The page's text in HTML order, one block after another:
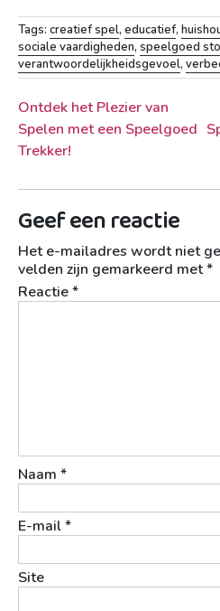
Tags: creatief spel, educatief,
sociale vaardigheden, speelgoed
verantwoordelijkheidsgevoel,
Berichtnavigatie
Ontdek het Plezier van
Spelen met een Speelgoed
Trekker!
Geef een reactie
Het e-mailadres wordt niet
velden zijn gemarkeerd met*
Reactie*
Naam *
E-mail*
Site